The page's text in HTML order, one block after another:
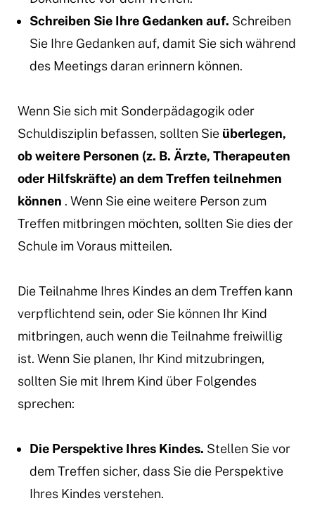
Schreiben Sie Ihre Gedanken auf. Schreiben
Sie Ihre Gedanken auf, damit Sie sich während
des Meetings daran erinnern können.
Wenn Sie sich mit Sonderpädagogik oder
Schuldisziplin befassen, sollten Sie überlegen,
ob weitere Personen (z. B. Ärzte, Therapeuten
oder Hilfskräfte) an dem Treffen teilnehmen
können . Wenn Sie eine weitere Person zum
Treffen mitbringen möchten, sollten Sie dies der
Schule im Voraus mitteilen.
Die Teilnahme Ihres Kindes an dem Treffen kann
verpflichtend sein, oder Sie können Ihr Kind
mitbringen, auch wenn die Teilnahme freiwillig
ist. Wenn Sie planen, Ihr Kind mitzubringen,
sollten Sie mit Ihrem Kind über Folgendes
sprechen:
Die Perspektive Ihres Kindes. Stellen Sie vor
dem Treffen sicher, dass Sie die Perspektive
Ihres Kindes verstehen.